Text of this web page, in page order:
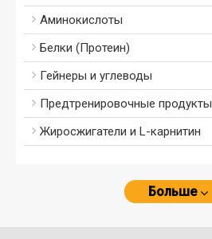
Аминокислоты
Белки (Протеин)
Гейнеры и углеводы
Предтренировочные продукты
Жиросжигатели и L-карнитин
Больше